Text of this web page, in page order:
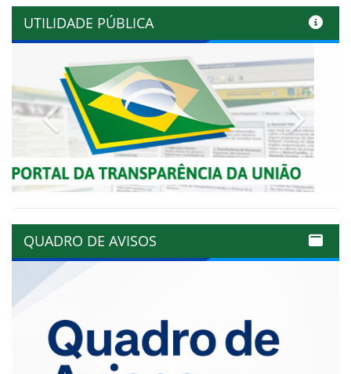
UTILIDADE PÚBLICA
Previous
QUADRO DE AVISOS